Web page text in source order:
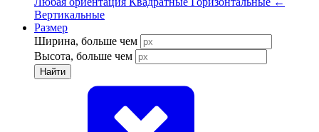
Вертикальные
Размер
Ширина, больше чем
Высота, больше чем
Найти